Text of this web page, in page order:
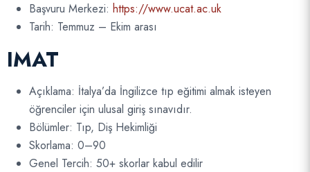
Başvuru Merkezi: https://www.ucat.ac.uk
Tarih: Temmuz – Ekim arası
IMAT
Açıklama: İtalya’da İngilizce tıp eğitimi almak isteyen
öğrenciler için ulusal giriş sınavıdır.
Bölümler: Tıp, Diş Hekimliği
Skorlama: 0–90
Genel Tercih: 50+ skorlar kabul edilir